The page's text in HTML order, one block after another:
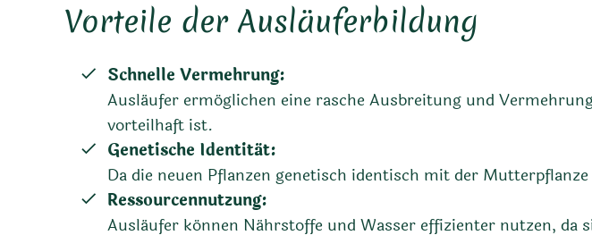
Vorteile der Ausläuferbildung
Schnelle Vermehrung:
Ausläufer ermöglichen eine rasche Ausbreitung und
vorteilhaft ist.
Genetische Identität:
Da die neuen Pflanzen genetisch identisch mit der
Ressourcennutzung:
Ausläufer können Nährstoffe und Wasser effizienter nutzen, da